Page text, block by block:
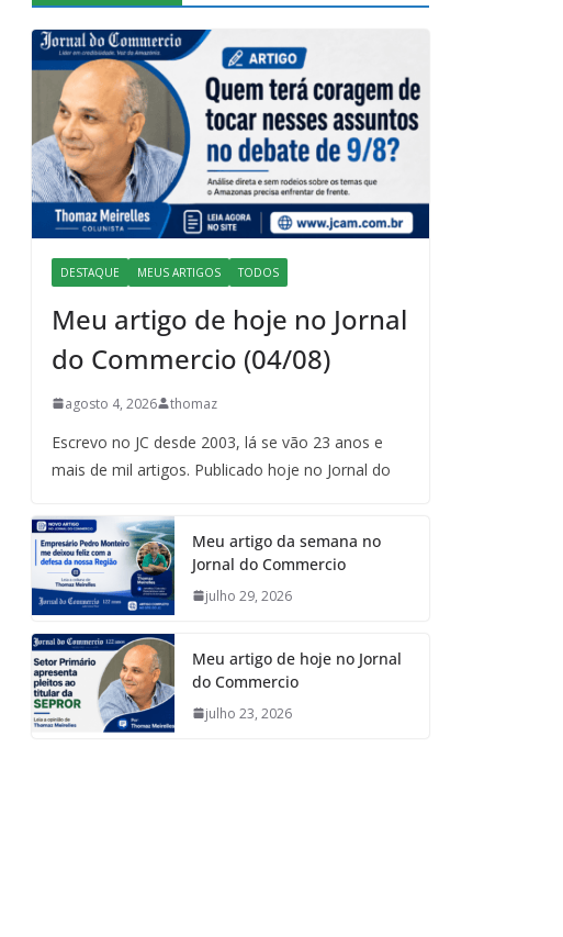
DESTAQUE MEUS ARTIGOS TODOS
Meu artigo de hoje no Jornal
do Commercio (04/08)
agosto 4, 2026 thomaz
Escrevo no JC desde 2003, lá se vão 23 anos e
mais de mil artigos. Publicado hoje no Jornal do
Meu artigo da semana no
Jornal do Commercio
julho 29, 2026
Meu artigo de hoje no Jornal
do Commercio
julho 23, 2026